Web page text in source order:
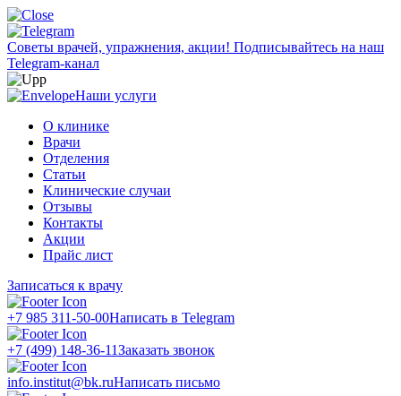
Советы врачей, упражнения, акции! Подписывайтесь на наш
Telegram-канал
Наши услуги
О клинике
Врачи
Отделения
Статьи
Клинические случаи
Отзывы
Контакты
Акции
Прайс лист
Записаться к врачу
+7 985 311-50-00Написать в Telegram
+7 (499) 148-36-11Заказать звонок
info.institut@bk.ruНаписать письмо